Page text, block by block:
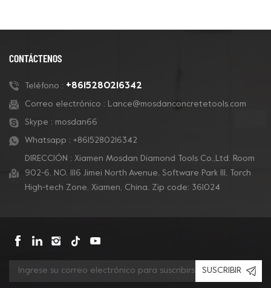
CONTÁCTENOS
Teléfono : +8615280216342
Correo electrónico : Lance@mosdanconcretetools.com
Skype : mosdan66
Whatsapp : +8615280216342
DIRECCIÓN : Xiamen Mosdan Diamond Tools Co.,Ltd. Room
902-6, NO. 1116 Jimei North Avenue, Software Park Ill, Torch
High-tech Zone, Xiamen, China. Zip code: 361024
SUSCRIBIR